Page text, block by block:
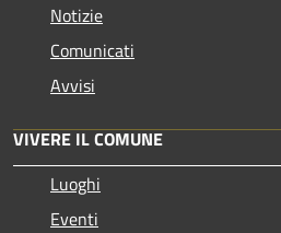
Notizie
Comunicati
Avvisi
VIVERE IL COMUNE
Luoghi
Eventi